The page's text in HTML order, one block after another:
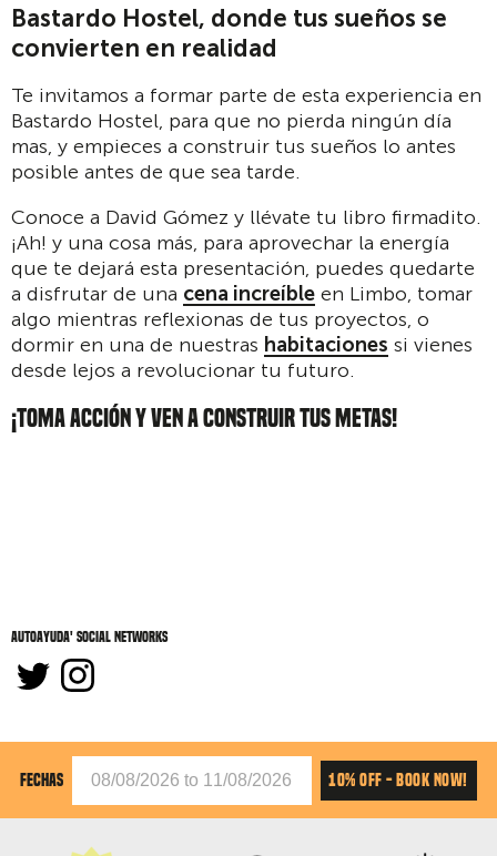
Bastardo Hostel, donde tus sueños se
convierten en realidad
Te invitamos a formar parte de esta experiencia en
Bastardo Hostel, para que no pierda ningún día
mas, y empieces a construir tus sueños lo antes
posible antes de que sea tarde.
Conoce a David Gómez y llévate tu libro firmadito.
¡Ah! y una cosa más, para aprovechar la energía
que te dejará esta presentación, puedes quedarte
a disfrutar de una cena increíble en Limbo, tomar
algo mientras reflexionas de tus proyectos, o
dormir en una de nuestras habitaciones si vienes
desde lejos a revolucionar tu futuro.
¡TOMA ACCIÓN Y VEN A CONSTRUIR TUS METAS!
Autoayuda' social networks
FECHAS 10% OFF - BOOK NOW!